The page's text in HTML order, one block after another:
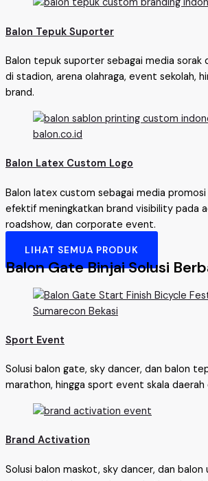
Balon Tepuk Suporter
Balon tepuk suporter sebagai media sorak
di stadion, arena olahraga, event sekolah,
brand.
Balon Latex Custom Logo
Balon latex custom sebagai media
efektif meningkatkan brand visibility pada
roadshow, dan corporate event.
LIHAT SEMUA PRODUK
Balon Gate Binjai Solusi
Sport Event
Solusi balon gate, sky dancer, dan balon
marathon, hingga sport event skala daerah
Brand Activation
Solusi balon maskot, sky dancer, dan